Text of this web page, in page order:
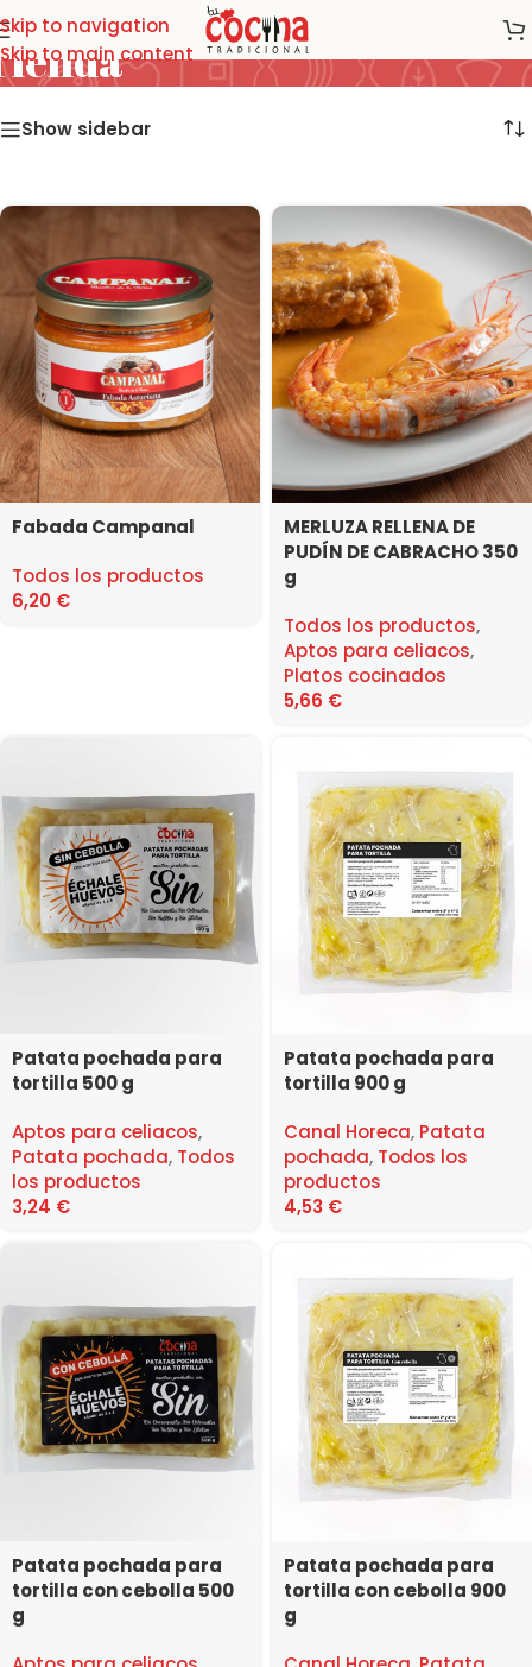
Skip to navigation
Skip to main content
Show sidebar
Fabada Campanal
Todos los productos
6,20 €
MERLUZA RELLENA DE
PUDÍN DE CABRACHO 350
g
Todos los productos,
Aptos para celiacos,
Platos cocinados
5,66 €
Patata pochada para
tortilla 500 g
Aptos para celiacos,
Patata pochada, Todos
los productos
3,24 €
Patata pochada para
tortilla 900 g
Canal Horeca, Patata
pochada, Todos los
productos
4,53 €
Patata pochada para
tortilla con cebolla 500
g
Patata pochada para
tortilla con cebolla 900
g